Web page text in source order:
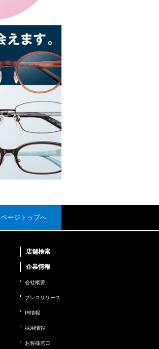
ページトップへ
店舗検索
企業情報
会社概要
プレスリリース
IR情報
採用情報
お客様窓口